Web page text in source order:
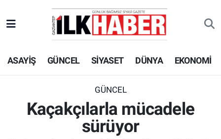
ASAYİŞ GÜNCEL SİYASET DÜNYA EKONOMİ
GÜNCEL
Kaçakçılarla mücadele
sürüyor
EKONOMİ
SİYASET
SPOR
Beyoğlu Hava Durumu
Beyoğlu Trafik Yoğunluk Haritası
Süper Lig Puan Durumu ve Fikstür
Tüm Manşetler